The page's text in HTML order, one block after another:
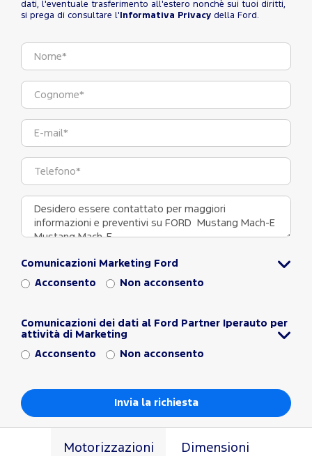
dati, l'eventuale trasferimento all'estero nonchè sui tuoi diritti,
si prega di consultare l' Informativa Privacy della Ford.
Comunicazioni Marketing Ford
Acconsento Non acconsento
Comunicazioni dei dati al Ford Partner Iperauto per
attività di Marketing
Acconsento Non acconsento
Motorizzazioni Dimensioni